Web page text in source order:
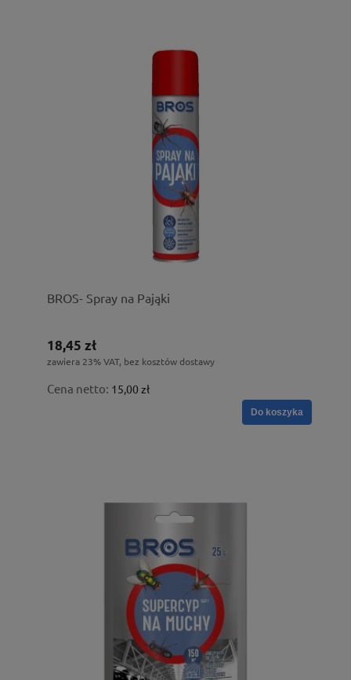
BROS- Spray na Pająki
18,45 zł
zawiera 23% VAT, bez kosztów dostawy
Cena netto: 15,00 zł
Do koszyka